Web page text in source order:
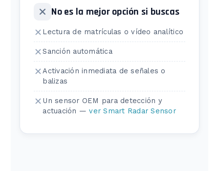
No es la mejor opción si buscas
Lectura de matrículas o vídeo analítico
Sanción automática
Activación inmediata de señales o
balizas
Un sensor OEM para detección y
actuación —ver Smart Radar Sensor